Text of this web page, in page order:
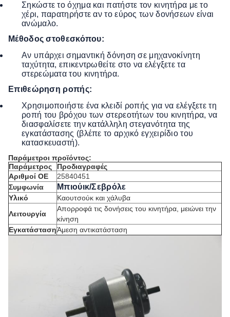
Σηκώστε το όχημα και πατήστε τον κινητήρα με το
χέρι, παρατηρήστε αν το εύρος των δονήσεων είναι
ανώμαλο.
Μέθοδος στοθεσκόπου:
Αν υπάρχει σημαντική δόνηση σε μηχανοκίνητη
ταχύτητα, επικεντρωθείτε στο να ελέγξετε τα
στερεώματα του κινητήρα.
Επιθεώρηση ροπής:
Χρησιμοποιήστε ένα κλειδί ροπής για να ελέγξετε τη
ροπή του βρόχου των στερεοτήτων του κινητήρα, να
διασφαλίσετε την κατάλληλη στεγανότητα της
εγκατάστασης (βλέπε το αρχικό εγχειρίδιο του
κατασκευαστή).
Παράμετροι προϊόντος:
Παράμετρος
Προδιαγραφές
Αριθμοί ΟΕ
25840451
Συμφωνία
Μπιούικ/Σεβρόλε
Υλικό
Καουτσούκ και χάλυβα
Λειτουργία
Απορροφά τις δονήσεις του κινητήρα, μειώνει την
κίνηση
ΕγκατάστασηΆμεση αντικατάσταση